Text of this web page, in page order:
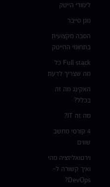
לימודי הייטק
מגן סייבר
הסבה מקצועית
בתחומי ההייטק
Full stack כל
מה שצריך לדעת
האקינג מה זה
בכלל?
מה זה IT?
4 קורסי מחשב
שווים
וירטואליזציה מהי
ואיך קשורה ל-
DevOps?